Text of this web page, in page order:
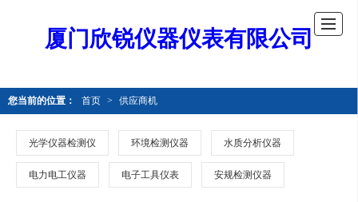
厦门欣锐仪器仪表有限公司
您当前的位置： 首页 > 供应商机
光学仪器检测仪 环境检测仪器 水质分析仪器
电力电工仪器 电子工具仪表 安规检测仪器